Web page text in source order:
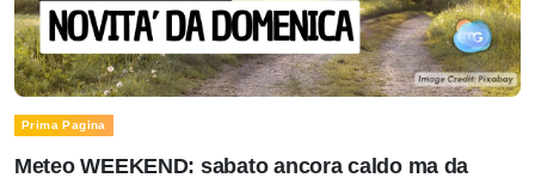
Prima Pagina
Meteo WEEKEND: sabato ancora caldo ma da